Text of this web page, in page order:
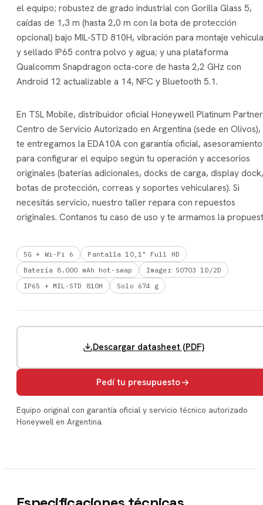
el equipo; robustez de grado industrial con Gorilla Glass 5,
caídas de 1,3 m (hasta 2,0 m con la bota de protección
opcional) bajo MIL-STD 810H, vibración para montaje
y sellado IP65 contra polvo y agua; y una plataforma
Qualcomm Snapdragon octa-core de hasta 2,2 GHz con
Android 12 actualizable a 14, NFC y Bluetooth 5.1.
En TSL Mobile, distribuidor oficial Honeywell Platinum
Centro de Servicio Autorizado en Argentina (sede en Olivos),
te entregamos la EDA10A con garantía oficial, asesoramiento
para configurar el equipo según tu operación y accesorios
originales (baterías adicionales, docks de carga, display dock,
botas de protección, correas y soportes vehiculares). Si
necesitás servicio, nuestro taller repara con repuestos
originales. Contanos tu caso de uso y te armamos la
5G + Wi-Fi 6
Pantalla 10,1" Full HD
Batería 8.000 mAh hot-swap
Imager S0703 1D/2D
IP65 + MIL-STD 810H
Solo 674 g
Descargar datasheet (PDF)
Pedí tu presupuesto
Equipo original con garantía oficial y servicio técnico autorizado
Honeywell en Argentina.